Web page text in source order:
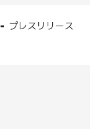
プレスリリース